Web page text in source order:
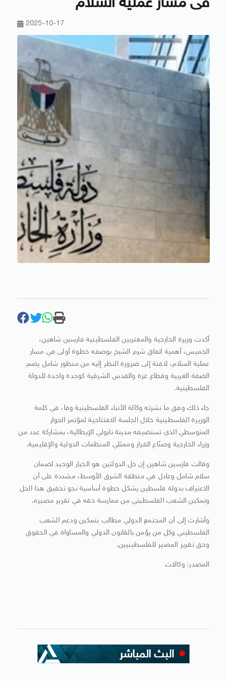
2025-10-17
أكدت وزيرة الخارجية والمغتربين الفلسطينية فارسين شاهين،
الخميس، أهمية اتفاق شرم الشيخ بوصفه خطوة أولى في مسار
عملية السلام، لافتة إلى ضرورة النظر إليه من منظور شامل يضم
الضفة الغربية وقطاع غزة والقدس الشرقية كوحدة واحدة للدولة
الفلسطينية.
جاء ذلك وفق ما نشرته وكالة الأنباء الفلسطينية وفا، في كلمة
الوزيرة الفلسطينية خلال الجلسة الافتتاحية لمؤتمر الحوار
المتوسطي الذي تستضيفه مدينة نابولي الإيطالية، بمشاركة عدد من
وزراء الخارجية وصنّاع القرار وممثلي المنظمات الدولية والإقليمية.
وقالت فارسين شاهين إن حل الدولتين هو الخيار الوحيد لضمان
سلام شامل وعادل في منطقة الشرق الأوسط، مشددة على أن
الاعتراف بدولة فلسطين يشكل خطوة أساسية نحو تحقيق هذا الحل
وتمكين الشعب الفلسطيني من ممارسة حقه في تقرير مصيره.
وأشارت إلى أن المجتمع الدولي مطالب بتمكين ودعم الشعب
الفلسطيني وكل من يؤمن بالقانون الدولي والمساواة في الحقوق
وحق تقرير المصير للفلسطينيين.
المصدر: وكالات